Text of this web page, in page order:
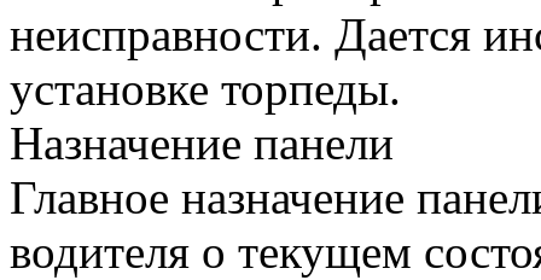
неисправности. Дается
установке торпеды.
Назначение панели
Главное назначение
водителя о текущем